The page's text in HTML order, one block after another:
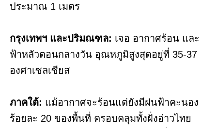
ประมาณ 1 เมตร
กรุงเทพฯ และปริมณฑล: เจอ อากาศร้อน และ
ฟ้าหลัวตอนกลางวัน อุณหภูมิสูงสุดอยู่ที่ 35-37
องศาเซลเซียส
ภาคใต้: แม้อากาศจะร้อนแต่ยังมีฝนฟ้าคะนอง
ร้อยละ 20 ของพื้นที่ ครอบคลุมทั้งฝั่งอ่าวไทย